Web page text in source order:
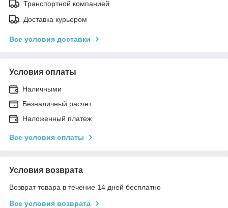
Транспортной компанией
Доставка курьером
Все условия доставки
Условия оплаты
Наличными
Безналичный раcчет
Наложенный платеж
Все условия оплаты
Условия возврата
Возврат товара в течение 14 дней бесплатно
Все условия возврата